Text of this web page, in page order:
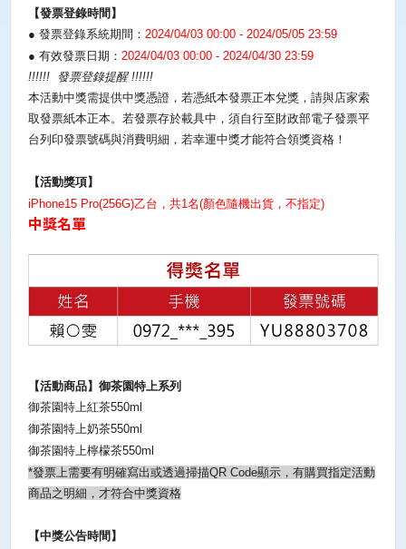
【發票登錄時間】
● 發票登錄系統期間： 2024/04/03 00:00 - 2024/05/05 23:59
● 有效發票日期： 2024/04/03 00:00 - 2024/04/30 23:59
!!!!!! 發票登錄提醒!!!!!!
本活動中獎需提供中獎憑證，若憑紙本發票正本兌獎，請與店家索
取發票紙本正本。若發票存於載具中，須自行至財政部電子發票平
台列印發票號碼與消費明細，若幸運中獎才能符合領獎資格！
【活動獎項】
iPhone15 Pro(256G)乙台，共1名(顏色隨機出貨，不指定)
中獎名單
【活動商品】御茶園特上系列
御茶園特上紅茶550ml
御茶園特上奶茶550ml
御茶園特上檸檬茶550ml
*發票上需要有明確寫出或透過掃描QR Code顯示，有購買指定活動
商品之明細，才符合中獎資格
【中獎公告時間】